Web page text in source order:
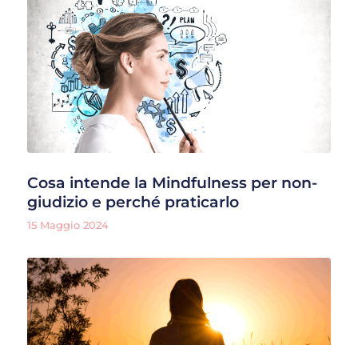
Cosa intende la Mindfulness per non-
giudizio e perché praticarlo
15 Maggio 2024